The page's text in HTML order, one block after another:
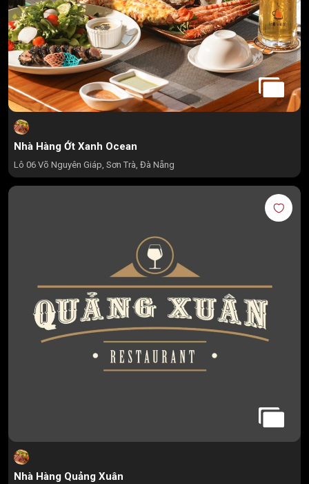
Nhà Hàng Ớt Xanh Ocean
Lô 06 Võ Nguyên Giáp, Sơn Trà, Đà Nẵng
Nhà Hàng Quảng Xuân